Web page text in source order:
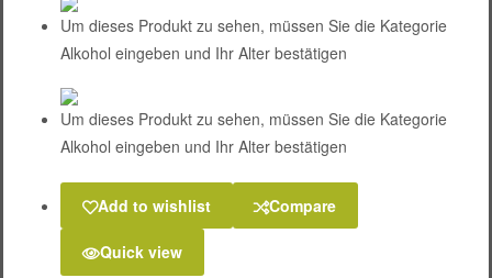
Um dieses Produkt zu sehen, müssen Sie die Kategorie
Alkohol eingeben und Ihr Alter bestätigen
Um dieses Produkt zu sehen, müssen Sie die Kategorie
Alkohol eingeben und Ihr Alter bestätigen
Add to wishlist Compare
Quick view